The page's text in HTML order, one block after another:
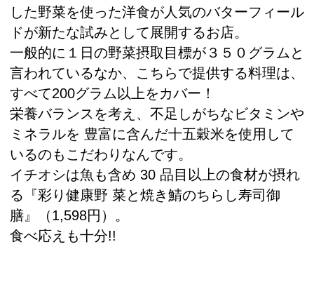
した野菜を使った洋食が人気のバターフィール
ドが新たな試みとして展開するお店。
一般的に１日の野菜摂取目標が３５０グラムと
言われているなか、こちらで提供する料理は、
すべて200グラム以上をカバー！
栄養バランスを考え、不足しがちなビタミンや
ミネラルを 豊富に含んだ十五穀米を使用して
いるのもこだわりなんです。
イチオシは魚も含め 30 品目以上の食材が摂れ
る『彩り健康野 菜と焼き鯖のちらし寿司御
膳』（1,598円）。
食べ応えも十分!!